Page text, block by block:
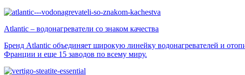
Atlantic – водонагреватели со знаком качества
Бренд Atlantic объединяет широкую линейку водонагревателей и
Франции и еще 15 заводов по всему миру.